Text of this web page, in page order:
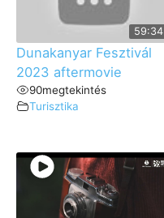
59:34
Dunakanyar Fesztivál
2023 aftermovie
90megtekintés
Turisztika